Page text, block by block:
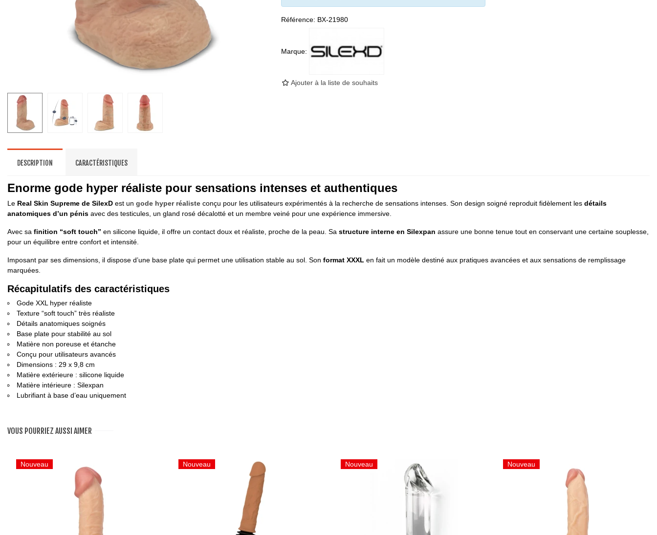
Référence: BX-21980
Marque:
Ajouter à la liste de souhaits
DESCRIPTION CARACTÉRISTIQUES
Enorme gode hyper réaliste pour sensations intenses et authentiques
Le Real Skin Supreme de SilexD est un gode hyper réaliste conçu pour les utilisateurs expérimentés à la recherche de sensations intenses. Son design soigné reproduit fidèlement les détails
anatomiques d’un pénis avec des testicules, un gland rosé décalotté et un membre veiné pour une expérience immersive.
Avec sa finition “soft touch” en silicone liquide, il offre un contact doux et réaliste, proche de la peau. Sa structure interne en Silexpan assure une bonne tenue tout en conservant une certaine souplesse,
pour un équilibre entre confort et intensité.
Imposant par ses dimensions, il dispose d’une base plate qui permet une utilisation stable au sol. Son format XXXL en fait un modèle destiné aux pratiques avancées et aux sensations de remplissage
marquées.
Récapitulatifs des caractéristiques
Gode XXL hyper réaliste
Texture “soft touch” très réaliste
Détails anatomiques soignés
Base plate pour stabilité au sol
Matière non poreuse et étanche
Conçu pour utilisateurs avancés
Dimensions : 29 x 9,8 cm
Matière extérieure : silicone liquide
Matière intérieure : Silexpan
Lubrifiant à base d’eau uniquement
VOUS POURRIEZ AUSSI AIMER
Nouveau Nouveau Nouveau Nouveau